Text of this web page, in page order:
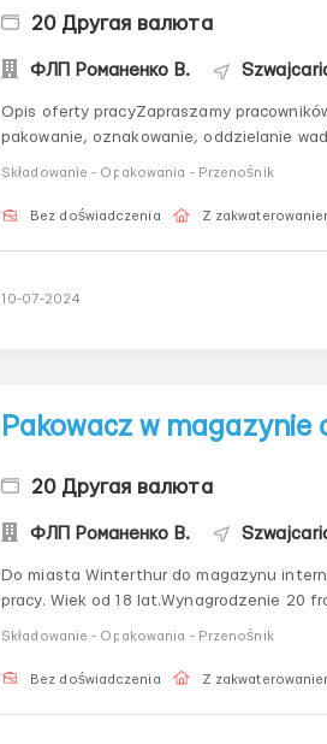
20 Другая валюта
ФЛП Романенко В.
Opis oferty pracyZapraszamy
pakowanie, oznakowanie, oddzielanie
wysyłki do klientów.Wynagrodzenie 20
Składowanie - Opakowania - Przenośnik
Bez doświadczenia Z
10-07-2024
Pakowacz w magazynie
20 Другая валюта
ФЛП Романенко В.
Do miasta Winterthur do magazynu
pracy. Wiek od 18 lat.Wynagrodzenie 20
towaru pod kątem integralności,
Składowanie - Opakowania - Przenośnik
Bez doświadczenia Z